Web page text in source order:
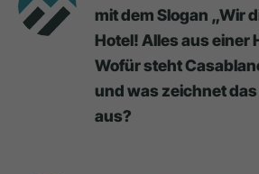
mit dem Slogan „Wir
Hotel! Alles aus einer
Wofür steht
und was zeichnet
aus?